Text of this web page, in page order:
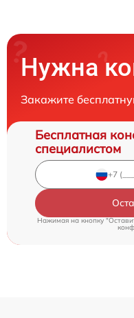
Нужна
Закажите
Бесплатная
специалистом
Нажимая на кнопку